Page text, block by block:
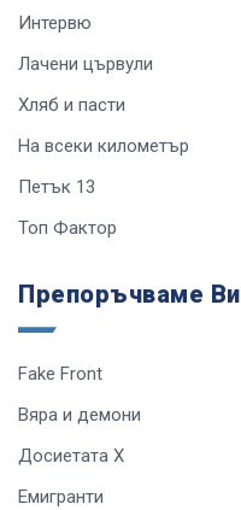
Интервю
Лачени цървули
Хляб и пасти
На всеки километър
Петък 13
Топ Фактор
Препоръчваме Ви
Fake Front
Вяра и демони
Досиетата Х
Емигранти